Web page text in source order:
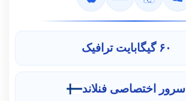
۶۰ گیگابایت ترافیک
سرور اختصاصی فنلاند